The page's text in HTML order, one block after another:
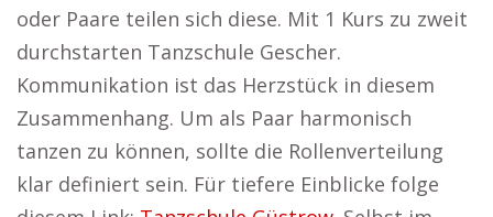
oder Paare teilen sich diese. Mit 1 Kurs zu zweit
durchstarten Tanzschule Gescher.
Kommunikation ist das Herzstück in diesem
Zusammenhang. Um als Paar harmonisch
tanzen zu können, sollte die Rollenverteilung
klar definiert sein. Für tiefere Einblicke folge